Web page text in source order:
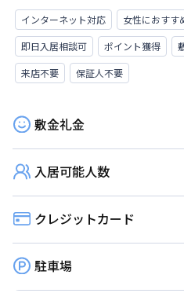
インターネット対応 女性におすす
即日入居相談可
ポイント獲得
来店不要
保証人不要
敷金礼金
入居可能人数
クレジットカード
駐車場